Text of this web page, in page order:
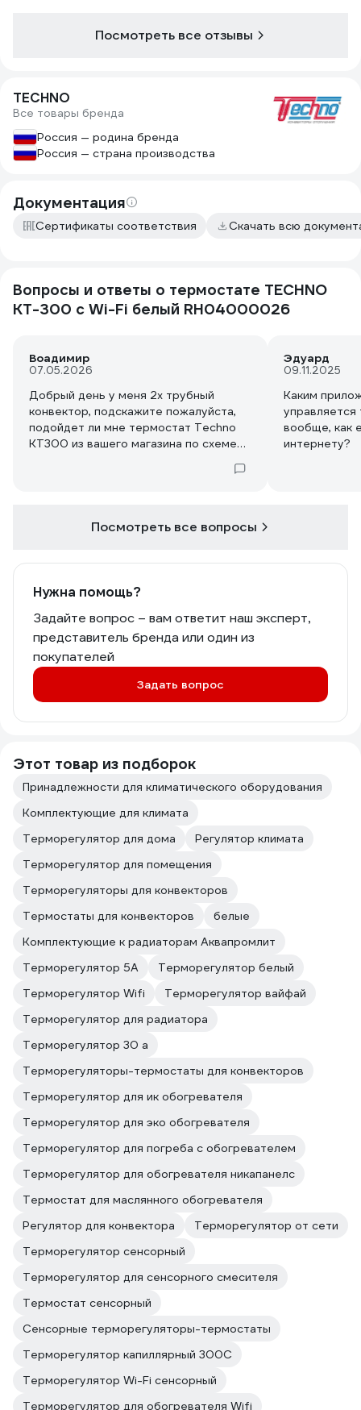
Посмотреть все отзывы
TECHNO
Все товары бренда
Россия — родина бренда
Россия — страна производства
Документация
Сертификаты соответствия Скачать всю
Вопросы и ответы о термостате TECHNO
KT-300 с Wi-Fi белый RH04000026
Воадимир
07.05.2026
Добрый день у меня 2х трубный
конвектор, подскажите пожалуйста,
подойдет ли мне термостат Techno
KT300 из вашего магазина по схеме
Коммутация не отличается ? И может
Эдуард
09.11.2025
Каким
вообще, как
интернету?
Посмотреть все вопросы
Нужна помощь?
Задайте вопрос – вам ответит наш эксперт,
представитель бренда или один из
покупателей
Задать вопрос
Этот товар из подборок
Принадлежности для климатического оборудования
Комплектующие для климата
Терморегулятор для дома
Регулятор климата
Терморегулятор для помещения
Терморегуляторы для конвекторов
Термостаты для конвекторов
белые
Комплектующие к радиаторам Аквапромлит
Терморегулятор 5А
Терморегулятор белый
Терморегулятор Wifi
Терморегулятор вайфай
Терморегулятор для радиатора
Терморегулятор 30 а
Терморегуляторы-термостаты для конвекторов
Терморегулятор для ик обогревателя
Терморегулятор для эко обогревателя
Терморегулятор для погреба с обогревателем
Терморегулятор для обогревателя никапанелс
Термостат для маслянного обогревателя
Регулятор для конвектора
Терморегулятор от сети
Терморегулятор сенсорный
Терморегулятор для сенсорного смесителя
Термостат сенсорный
Сенсорные терморегуляторы-термостаты
Терморегулятор капиллярный 300С
Терморегулятор Wi-Fi сенсорный
Терморегулятор для обогревателя Wifi